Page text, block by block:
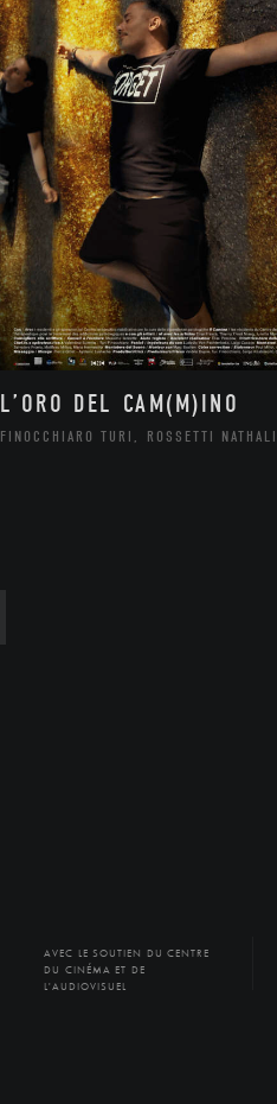
L’ORO DEL CAM(M)INO
FINOCCHIARO TURI, ROSSETTI
AVEC LE SOUTIEN DU CENTRE
DU CINÉMA ET DE
L'AUDIOVISUEL